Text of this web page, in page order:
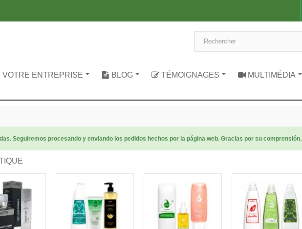
VOTRE ENTREPRISE BLOG TÉMOIGNAGES
MULTIMÉDIA
Seguiremos procesando y enviando los pedidos hechos por la página web. Gracias por su comprensión.